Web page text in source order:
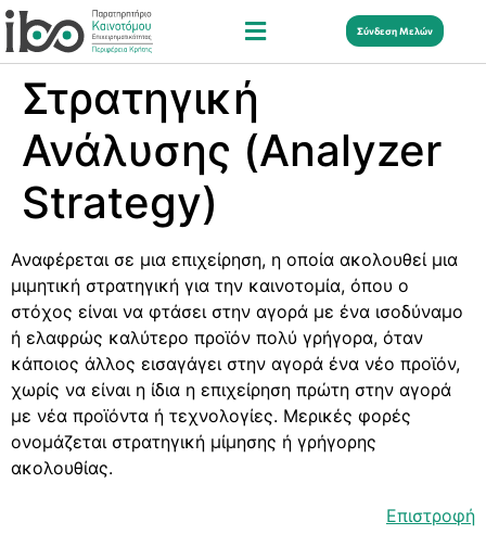
Σύνδεση Μελών
Στρατηγική
Ανάλυσης (Analyzer
Strategy)
Αναφέρεται σε μια επιχείρηση, η οποία ακολουθεί μια
μιμητική στρατηγική για την καινοτομία, όπου ο
στόχος είναι να φτάσει στην αγορά με ένα ισοδύναμο
ή ελαφρώς καλύτερο προϊόν πολύ γρήγορα, όταν
κάποιος άλλος εισαγάγει στην αγορά ένα νέο προϊόν,
χωρίς να είναι η ίδια η επιχείρηση πρώτη στην αγορά
με νέα προϊόντα ή τεχνολογίες. Μερικές φορές
ονομάζεται στρατηγική μίμησης ή γρήγορης
ακολουθίας.
Επιστροφή